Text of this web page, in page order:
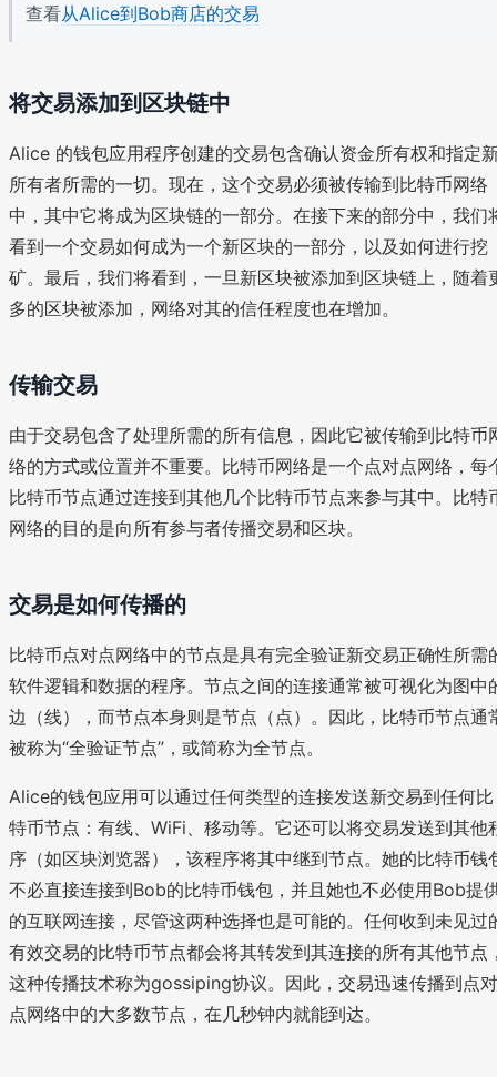
查看从Alice到Bob商店的交易
将交易添加到区块链中
Alice 的钱包应用程序创建的交易包含确认资金所有权和指定
所有者所需的一切。现在，这个交易必须被传输到比特币网络
中，其中它将成为区块链的一部分。在接下来的部分中，我们
看到一个交易如何成为一个新区块的一部分，以及如何进行挖
矿。最后，我们将看到，一旦新区块被添加到区块链上，随着
多的区块被添加，网络对其的信任程度也在增加。
传输交易
由于交易包含了处理所需的所有信息，因此它被传输到比特币
络的方式或位置并不重要。比特币网络是一个点对点网络，每
比特币节点通过连接到其他几个比特币节点来参与其中。比特
网络的目的是向所有参与者传播交易和区块。
交易是如何传播的
比特币点对点网络中的节点是具有完全验证新交易正确性所需
软件逻辑和数据的程序。节点之间的连接通常被可视化为图中
边（线），而节点本身则是节点（点）。因此，比特币节点通
被称为“全验证节点”，或简称为全节点。
Alice的钱包应用可以通过任何类型的连接发送新交易到任何比
特币节点：有线、WiFi、移动等。它还可以将交易发送到其他
序（如区块浏览器），该程序将其中继到节点。她的比特币钱
不必直接连接到Bob的比特币钱包，并且她也不必使用Bob提
的互联网连接，尽管这两种选择也是可能的。任何收到未见过
有效交易的比特币节点都会将其转发到其连接的所有其他节点
这种传播技术称为gossiping协议。因此，交易迅速传播到点对
点网络中的大多数节点，在几秒钟内就能到达。